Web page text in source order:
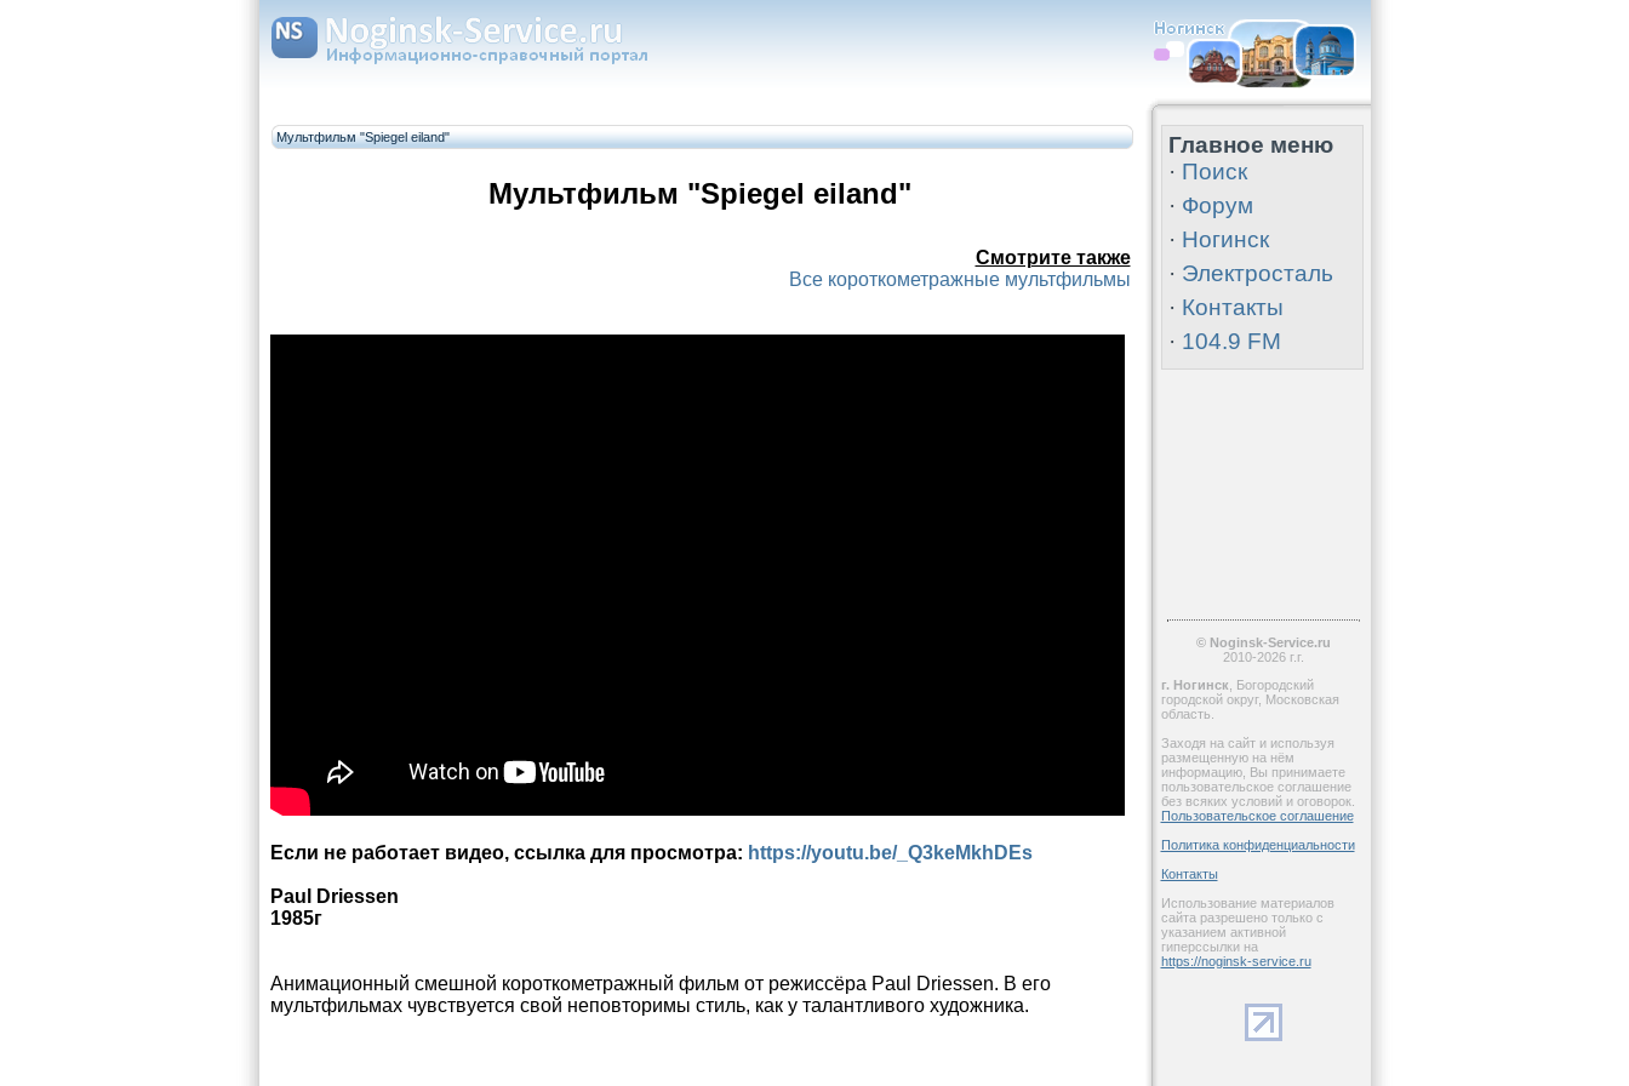
Мультфильм "Spiegel eiland"
Мультфильм "Spiegel eiland"
Смотрите также
Все короткометражные мультфильмы
Если не работает видео, ссылка для просмотра: https://youtu.be/_Q3keMkhDEs
Paul Driessen
1985г
Анимационный смешной короткометражный фильм от режиссёра Paul Driessen. В его
мультфильмах чувствуется свой неповторимы стиль, как у талантливого художника.
Главное меню
· Поиск
· Форум
· Ногинск
· Электросталь
· Контакты
· 104.9 FM
© Noginsk-Service.ru
2010-2026 г.г.
г. Ногинск , Богородский
городской округ, Московская
область.
Заходя на сайт и используя
размещенную на нём
информацию, Вы принимаете
пользовательское соглашение
без всяких условий и оговорок.
Пользовательское соглашение
Политика конфиденциальности
Контакты
Использование материалов
сайта разрешено только с
указанием активной
гиперссылки на
https://noginsk-service.ru